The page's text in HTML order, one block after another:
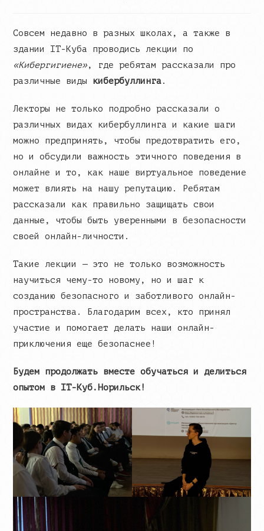
Совсем недавно в разных школах, а также в
здании IT-Куба проводись лекции по
«Кибергигиене», где ребятам рассказали про
различные виды кибербуллинга.
Лекторы не только подробно рассказали о
различных видах кибербуллинга и какие шаги
можно предпринять, чтобы предотвратить его,
но и обсудили важность этичного поведения в
онлайне и то, как наше виртуальное поведение
может влиять на нашу репутацию. Ребятам
рассказали как правильно защищать свои
данные, чтобы быть уверенными в безопасности
своей онлайн-личности.
Такие лекции — это не только возможность
научиться чему-то новому, но и шаг к
созданию безопасного и заботливого онлайн-
пространства. Благодарим всех, кто принял
участие и помогает делать наши онлайн-
приключения еще безопаснее!
Будем продолжать вместе обучаться и делиться
опытом в IT-Куб.Норильск!